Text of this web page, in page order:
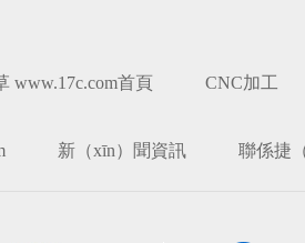
www.17c.com首頁 CNC加工
新（xīn）聞資訊 聯係捷